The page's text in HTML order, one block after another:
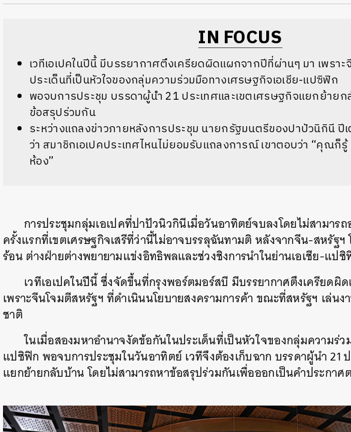
IN FOCUS
เวทีเอเปคในปีนี้ มีบรรยากาศตึงเครียดผิดแผกจากปีที่ผ่านๆ มา เพรา
ประเด็นที่เป็นหัวใจของกลุ่มความร่วมมือทางเศรษฐกิจเอเชีย-แปซิฟิก
พอจบการประชุม บรรดาผู้นำ 21 ประเทศและเขตเศรษฐกิจแยกย้ายก
ข้อสรุปร่วมกัน
ระหว่างแถลงข่าวภายหลังการประชุม นายกรัฐมนตรีของปาปัวนิกินี ปีเ
ว่า สมาชิกเอเปคประเทศไหนไม่ยอมรับแถลงการณ์ เขาตอบว่า “คุณ
ห้อง”
การประชุมกลุ่มเอเปคที่ปาปัวนิวกินีเมื่อวันอาทิตย์จบลงโดยไม่สามาร
ครั้งแรกที่เขตเศรษฐกิจเสรีที่ว่านี้ไม่อาจบรรลุฉันทามติ หลังจากจีน-สหรัฐ
ร้อน ต่างฝ่ายต่างพยายามแข่งอิทธิพลและช่วงชิงการนำในย่านเอเชีย-แปซิ
เวทีเอเปคในปีนี้ ซึ่งจัดขึ้นที่กรุงพอร์ตมอร์สบี มีบรรยากาศตึงเครียดผิ
เพราะจีนโจมตีสหรัฐฯ ที่ดำเนินนโยบายสงครามการค้า ขณะที่สหรัฐฯ เล่นง
ชาติ
ในเมื่อสองมหาอำนาจงัดข้อกันในประเด็นที่เป็นหัวใจของกลุ่มความร่ว
แปซิฟิก พอจบการประชุมในวันอาทิตย์ เวทีจึงต้องเก็บฉาก บรรดาผู้นำ 21
แยกย้ายกลับบ้าน โดยไม่สามารถหาข้อสรุปร่วมกันเพื่อออกเป็นคำประกา